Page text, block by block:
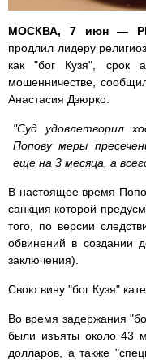
МОСКВА, 7 июн —
продлил лидеру
как "бог Кузя", срок
мошенничестве,
Анастасия Дзюрко.
"Суд удовлетворил
Попову меры
еще на 3 месяца, а
В настоящее время
санкция которой
того, по версии
обвинений в создании
заключения).
Свою вину "бог Кузя"
Во время задержания
были изъяты около 43
долларов, а также